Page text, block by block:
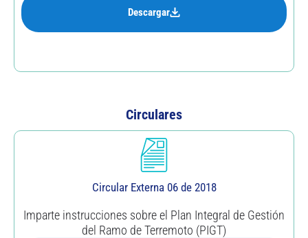
Descargar
Circulares
Circular Externa 06 de 2018
Imparte instrucciones sobre el Plan Integral de Gestión
del Ramo de Terremoto (PIGT)